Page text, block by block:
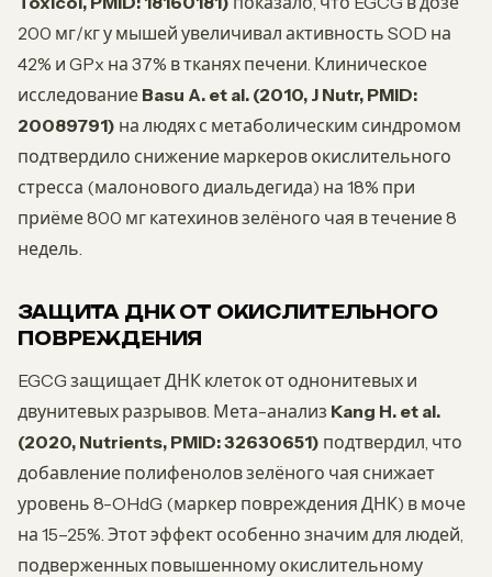
200 мг/кг у мышей увеличивал активность SOD на
42% и GPx на 37% в тканях печени. Клиническое
исследование Basu A. et al. (2010, J Nutr, PMID:
20089791) на людях с метаболическим синдромом
подтвердило снижение маркеров окислительного
стресса (малонового диальдегида) на 18% при
приёме 800 мг катехинов зелёного чая в течение 8
недель.
ЗАЩИТА ДНК ОТ ОКИСЛИТЕЛЬНОГО
ПОВРЕЖДЕНИЯ
EGCG защищает ДНК клеток от однонитевых и
двунитевых разрывов. Мета-анализ Kang H. et al.
(2020, Nutrients, PMID: 32630651) подтвердил, что
добавление полифенолов зелёного чая снижает
уровень 8-OHdG (маркер повреждения ДНК) в моче
на 15–25%. Этот эффект особенно значим для людей,
подверженных повышенному окислительному